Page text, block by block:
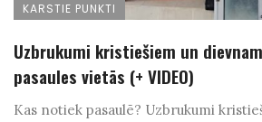
KARSTIE PUNKTI
Uzbrukumi kristiešiem un
pasaules vietās (+ VIDEO)
Kas notiek pasaulē? Uzbrukumi